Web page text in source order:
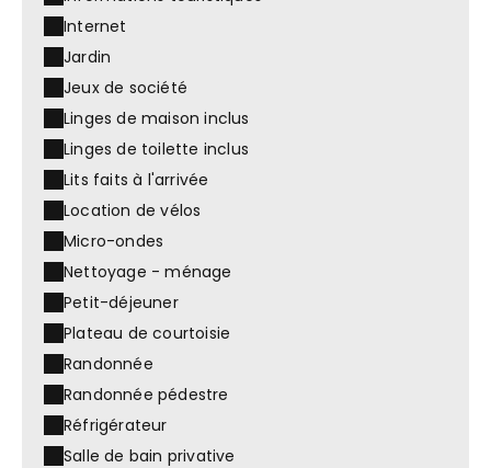
Internet
Jardin
Jeux de société
Linges de maison inclus
Linges de toilette inclus
Lits faits à l'arrivée
Location de vélos
Micro-ondes
Nettoyage - ménage
Petit-déjeuner
Plateau de courtoisie
Randonnée
Randonnée pédestre
Réfrigérateur
Salle de bain privative